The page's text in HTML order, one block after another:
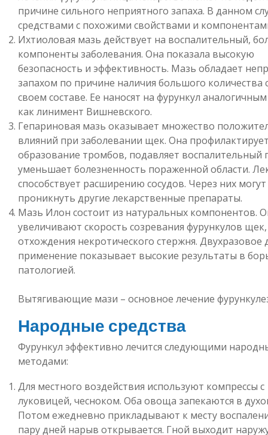
причине сильного неприятного запаха. В данном
средствами с похожими свойствами и
Ихтиоловая мазь действует на воспалительный,
компоненты заболевания. Она показала высокую
безопасность и эффективность. Мазь обладает
запахом по причине наличия большого количества
своем составе. Ее наносят на фурункул
как линимент Вишневского.
Гепариновая мазь оказывает множество
влияний при заболевании щек. Она
образование тромбов, подавляет воспалительный
уменьшает болезненность пораженной области.
способствует расширению сосудов. Через них
проникнуть другие лекарственные препараты.
Мазь Илон состоит из натуральных компонентов.
увеличивают скорость созревания фурункулов щек,
отхождения некротического стержня. Двухразовое
применение показывает высокие результаты в
патологией.
Вытягивающие мази – основное лечение
Народные средства
Фурункул эффективно лечится следующими
методами:
Для местного воздействия используют компрессы с
луковицей, чесноком. Оба овоща запекаются в
Потом ежедневно прикладывают к месту
пару дней нарыв открывается. Гной выходит